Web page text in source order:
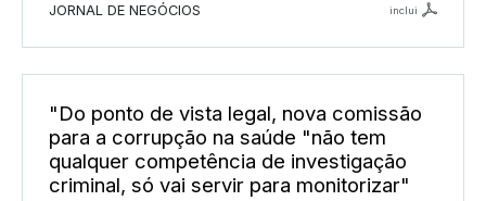
JORNAL DE NEGÓCIOS
inclui
"Do ponto de vista legal, nova comissão
para a corrupção na saúde "não tem
qualquer competência de investigação
criminal, só vai servir para monitorizar"